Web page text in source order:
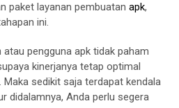
paket layanan pembuatan apk,
ini.
pengguna apk tidak paham
kinerjanya tetap optimal
Maka sedikit saja terdapat kendala
didalamnya, Anda perlu segera